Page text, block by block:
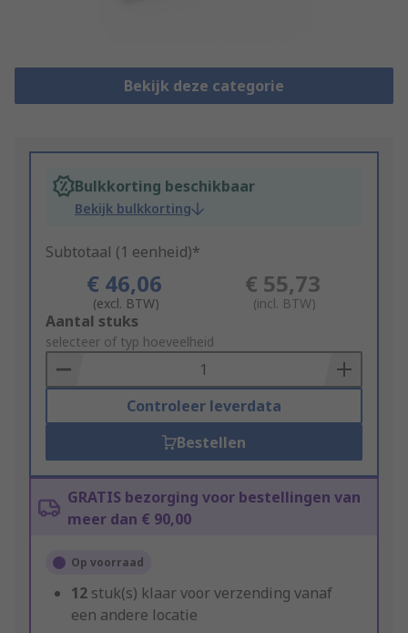
Bekijk deze categorie
Bulkkorting beschikbaar
Bekijk bulkkorting
Subtotaal (1 eenheid)*
€ 46,06
(excl. BTW)
€ 55,73
(incl. BTW)
Add
to
Basket
Aantal stuks
selecteer of typ hoeveelheid
Controleer leverdata
Bestellen
GRATIS bezorging voor bestellingen van
meer dan € 90,00
Op voorraad
12 stuk(s) klaar voor verzending vanaf
een andere locatie